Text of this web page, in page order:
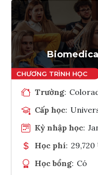
Trường:
Cấp học:
Kỳ nhập học:
Học phí: 29,720
Học bổng: Có